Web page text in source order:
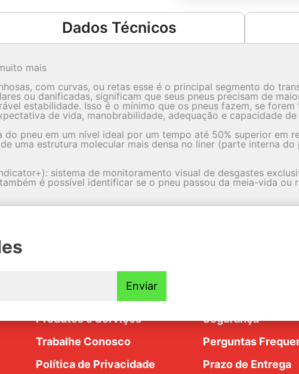
Dados Técnicos
mais
com curvas, ou retas esse é o principal segmento do
ou danificadas, significam que seus pneus precisam de
estabilidade. Isso é o mínimo que os pneus fazem, se
de vida, manobrabilidade, adequação e capacidade de
do pneu em um nível ideal por um tempo até 50% superior em
uma estrutura molecular mais densa no liner (parte interna do
sistema de monitoramento visual de desgastes
é possível identificar se o pneu passou da meia-vida ou
Enviar
Produtos e Serviços
Trabalhe Conosco
Política de Privacidade
Segurança
Perguntas
Prazo de Entrega